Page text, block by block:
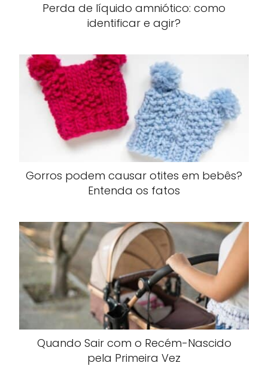
Perda de líquido amniótico: como
identificar e agir?
Gorros podem causar otites em bebês?
Entenda os fatos
Quando Sair com o Recém-Nascido
pela Primeira Vez